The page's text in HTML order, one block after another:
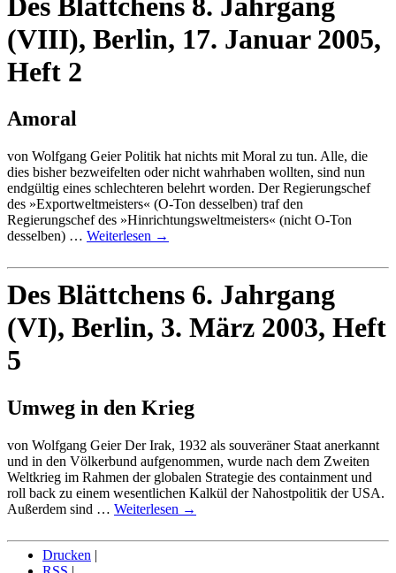
(VIII), Berlin, 17. Januar 2005,
Heft 2
Amoral
von Wolfgang Geier Politik hat nichts mit Moral zu tun. Alle, die
dies bisher bezweifelten oder nicht wahrhaben wollten, sind nun
endgültig eines schlechteren belehrt worden. Der Regierungschef
des »Exportweltmeisters« (O-Ton desselben) traf den
Regierungschef des »Hinrichtungsweltmeisters« (nicht O-Ton
desselben) … Weiterlesen →
Des Blättchens 6. Jahrgang
(VI), Berlin, 3. März 2003, Heft
5
Umweg in den Krieg
von Wolfgang Geier Der Irak, 1932 als souveräner Staat anerkannt
und in den Völkerbund aufgenommen, wurde nach dem Zweiten
Weltkrieg im Rahmen der globalen Strategie des containment und
roll back zu einem wesentlichen Kalkül der Nahostpolitik der USA.
Außerdem sind … Weiterlesen →
Drucken |